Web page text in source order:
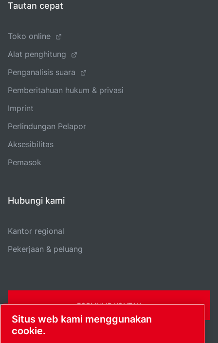
Tautan cepat
Toko online
Alat penghitung
Penganalisis suara
Pemberitahuan hukum & privasi
Imprint
Perlindungan Pelapor
Aksesibilitas
Pemasok
Hubungi kami
Kantor regional
Pekerjaan & peluang
FORMULIR KONTAK
Situs web kami menggunakan
cookie.